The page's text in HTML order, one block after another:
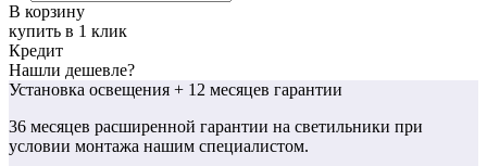
В корзину
купить в 1 клик
Кредит
Нашли дешевле?
Установка освещения + 12 месяцев гарантии
36 месяцев расширенной гарантии на светильники при
условии монтажа нашим специалистом.